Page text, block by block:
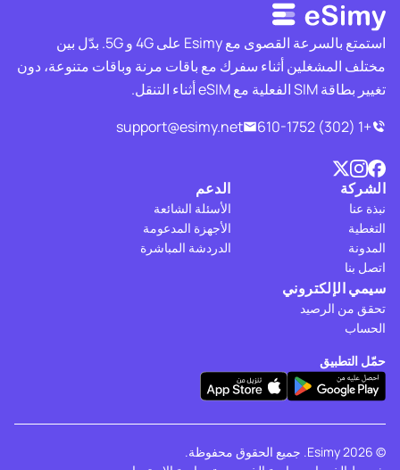
استمتع بالسرعة القصوى مع Esimy على 4G و 5G. بدّل بين
مختلف المشغلين أثناء سفرك مع باقات مرنة وباقات متنوعة، دون
تغيير بطاقة SIM الفعلية مع eSIM أثناء التنقل.
+1 (302) 610-1752
support@esimy.net
الشركة
نبذة عنا
التغطية
المدونة
اتصل بنا
الدعم
الأسئلة الشائعة
الأجهزة المدعومة
الدردشة المباشرة
سيمي الإلكتروني
تحقق من الرصيد
الحساب
حمّل التطبيق
© 2026 Esimy. جميع الحقوق محفوظة.